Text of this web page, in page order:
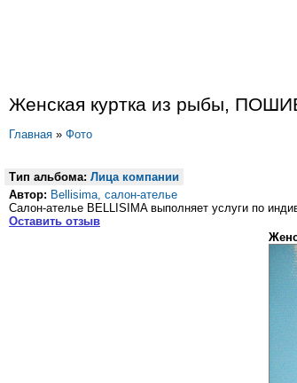
Женская куртка из рыбы,
Главная » Фото
Тип альбома: Лица компании
Автор: Bellisima, салон-ателье
Салон-ателье BELLISIMA выполняет услуги по
Оставить отзыв